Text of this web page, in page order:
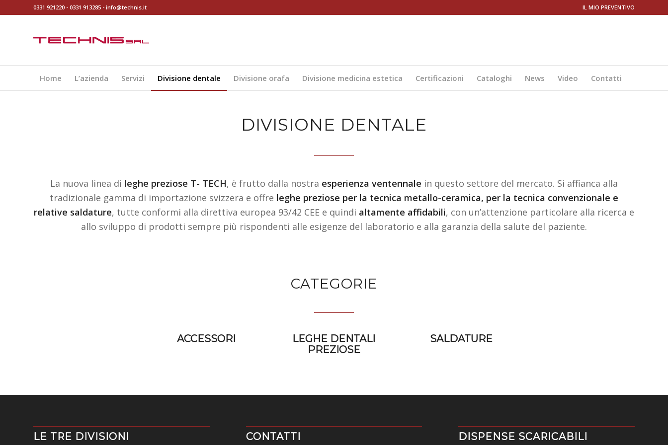
IL MIO PREVENTIVO
0331 921220 - 0331 913285 - info@technis.it
Home L’azienda Servizi Divisione dentale Divisione orafa Divisione medicina estetica Certificazioni Cataloghi News Video Contatti
DIVISIONE DENTALE
La nuova linea di leghe preziose T- TECH, è frutto dalla nostra esperienza ventennale in questo settore del mercato. Si affianca alla
tradizionale gamma di importazione svizzera e offre leghe preziose per la tecnica metallo-ceramica, per la tecnica convenzionale e
relative saldature, tutte conformi alla direttiva europea 93/42 CEE e quindi altamente affidabili, con un’attenzione particolare alla ricerca e
allo sviluppo di prodotti sempre più rispondenti alle esigenze del laboratorio e alla garanzia della salute del paziente.
CATEGORIE
ACCESSORI
LEGHE DENTALI
PREZIOSE
SALDATURE
LE TRE DIVISIONI CONTATTI DISPENSE SCARICABILI